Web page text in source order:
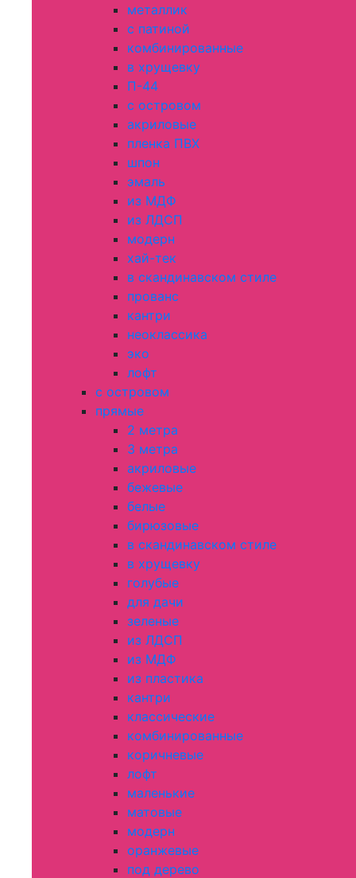
металлик
с патиной
комбинированные
в хрущевку
П-44
с островом
акриловые
пленка ПВХ
шпон
эмаль
из МДФ
из ЛДСП
модерн
хай-тек
в скандинавском стиле
прованс
кантри
неоклассика
эко
лофт
с островом
прямые
2 метра
3 метра
акриловые
бежевые
белые
бирюзовые
в скандинавском стиле
в хрущевку
голубые
для дачи
зеленые
из ЛДСП
из МДФ
из пластика
кантри
классические
комбинированные
коричневые
лофт
маленькие
матовые
модерн
оранжевые
под дерево